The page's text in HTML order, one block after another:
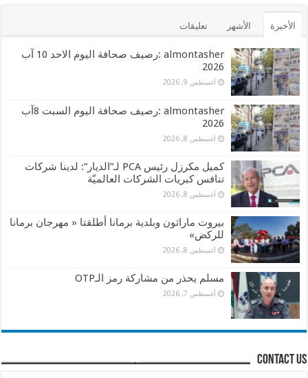
الأخيرة الأشهر تعليقات
almontasher :رصيف صحافة اليوم الاحد 10 آب
2026
أغسطس 9, 2026
almontasher :رصيف صحافة اليوم السبت 8آب
2026
أغسطس 8, 2026
كميل مكرزل رئيس PCA لـ”الديار”: لدينا شركات
تنافس كبريات الشركات العالميّة
أغسطس 8, 2026
بيروت ماراثون وبلدية برمانا أطلقتا « مهرجان برمانا
للركض»
أغسطس 8, 2026
مسلم يحذر من مشاركة رمز الـOTP
أغسطس 7, 2026
contact us